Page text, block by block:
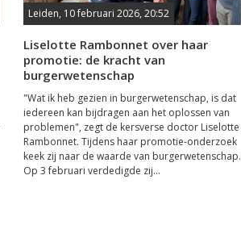
Leiden, 10 februari 2026, 20:52
Liselotte Rambonnet over haar
promotie: de kracht van
burgerwetenschap
"Wat ik heb gezien in burgerwetenschap, is dat
iedereen kan bijdragen aan het oplossen van
problemen", zegt de kersverse doctor Liselotte
Rambonnet. Tijdens haar promotie-onderzoek
keek zij naar de waarde van burgerwetenschap.
Op 3 februari verdedigde zij...